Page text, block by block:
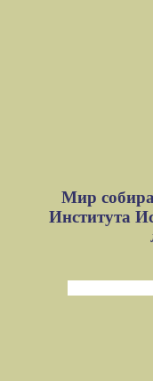
Мир
Института